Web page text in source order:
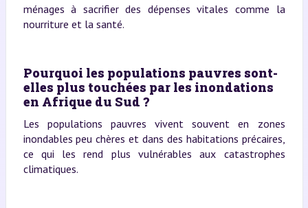
ménages à sacrifier des dépenses vitales comme la
nourriture et la santé.
Pourquoi les populations pauvres sont-
elles plus touchées par les inondations
en Afrique du Sud ?
Les populations pauvres vivent souvent en zones
inondables peu chères et dans des habitations précaires,
ce qui les rend plus vulnérables aux catastrophes
climatiques.